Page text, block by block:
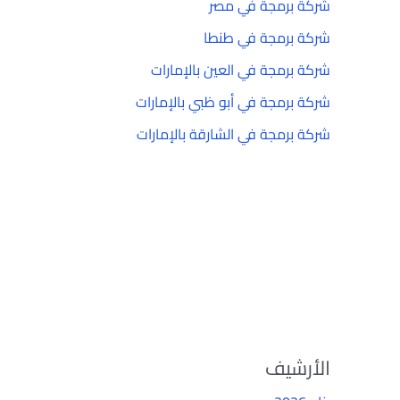
شركة برمجة في مصر
شركة برمجة في طنطا
شركة برمجة في العين بالإمارات
شركة برمجة في أبو ظبي بالإمارات
شركة برمجة في الشارقة بالإمارات
الأرشيف